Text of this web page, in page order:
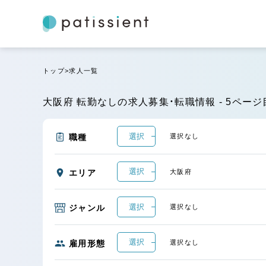
トップ 求人一覧
大阪府 転勤なしの求人募集・転職情報 - 5ページ
職種 選択 選択なし
エリア 選択 大阪府
ジャンル 選択 選択なし
雇用形態 選択 選択なし